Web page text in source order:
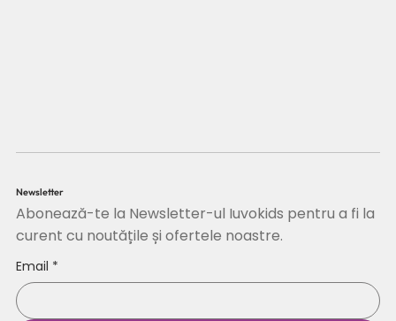
Newsletter
Abonează-te la Newsletter-ul Iuvokids pentru a fi la
curent cu noutățile și ofertele noastre.
Email *